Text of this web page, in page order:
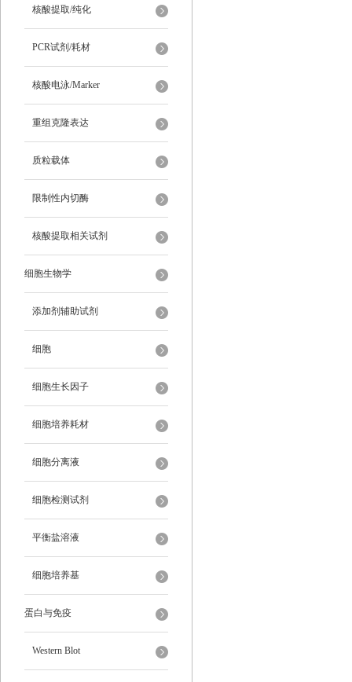
核酸提取/纯化
PCR试剂/耗材
核酸电泳/Marker
重组克隆表达
质粒载体
限制性内切酶
核酸提取相关试剂
细胞生物学
添加剂辅助试剂
细胞
细胞生长因子
细胞培养耗材
细胞分离液
细胞检测试剂
平衡盐溶液
细胞培养基
蛋白与免疫
Western Blot